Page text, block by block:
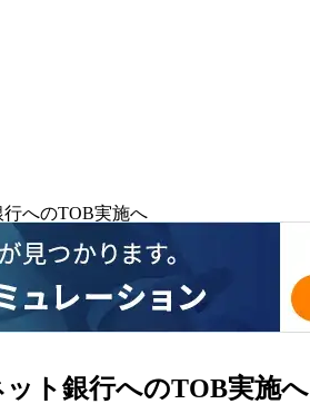
へのTOB実施へ
ト銀行へのTOB実施へ